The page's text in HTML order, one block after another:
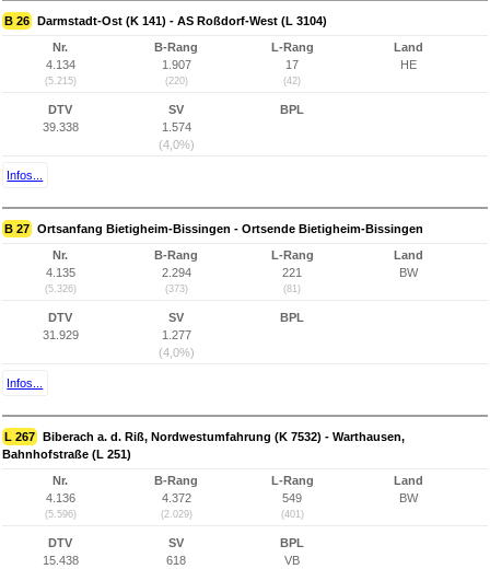
B 26 Darmstadt-Ost (K 141) - AS Roßdorf-West (L 3104)
Nr.
4.134
(5.215)
B-Rang
1.907
(220)
L-Rang
17
(42)
Land
HE
DTV
39.338
SV
1.574
(4,0%)
BPL
Infos...
B 27 Ortsanfang Bietigheim-Bissingen - Ortsende Bietigheim-Bissingen
Nr.
4.135
(5.326)
B-Rang
2.294
(373)
L-Rang
221
(81)
Land
BW
DTV
31.929
SV
1.277
(4,0%)
BPL
Infos...
L 267 Biberach a. d. Riß, Nordwestumfahrung (K 7532) - Warthausen,
Bahnhofstraße (L 251)
Nr.
4.136
(5.596)
B-Rang
4.372
(2.029)
L-Rang
549
(401)
Land
BW
DTV
15.438
SV
618
BPL
VB